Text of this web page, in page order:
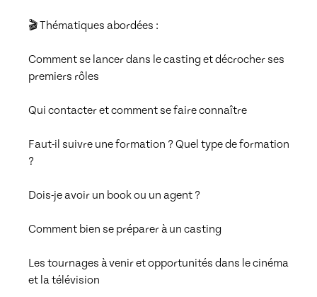
🎬 Thématiques abordées :
Comment se lancer dans le casting et décrocher ses
premiers rôles
Qui contacter et comment se faire connaître
Faut-il suivre une formation ? Quel type de formation
?
Dois-je avoir un book ou un agent ?
Comment bien se préparer à un casting
Les tournages à venir et opportunités dans le cinéma
et la télévision